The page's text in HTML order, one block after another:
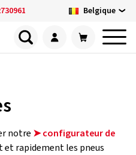
Belgique
notre ➤ configurateur de
rapidement les pneus